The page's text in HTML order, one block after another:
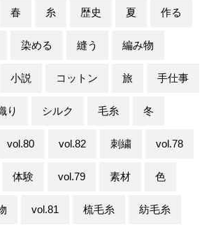
春 糸 歴史 夏 作る
染める 縫う 編み物
小説 コットン 旅 手仕事
り シルク 毛糸 冬
vol.80 vol.82 刺繍 vol.78
体験 vol.79 素材 色
vol.81 梳毛糸 紡毛糸